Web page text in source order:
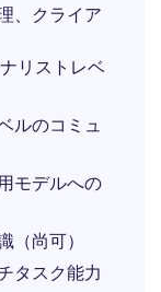
、クライア
リストレベ
ルのコミュ
モデルへの
（尚可）
タスク能力